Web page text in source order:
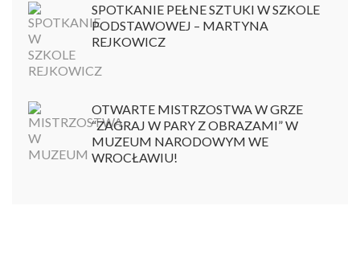
SPOTKANIE PEŁNE SZTUKI W SZKOLE
PODSTAWOWEJ – MARTYNA
REJKOWICZ
OTWARTE MISTRZOSTWA W GRZE
“ZAGRAJ W PARY Z OBRAZAMI” W
MUZEUM NARODOWYM WE
WROCŁAWIU!